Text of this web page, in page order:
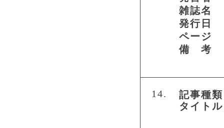
雑誌名
発行日
ページ
備 考
14.
記事種類
タイトル